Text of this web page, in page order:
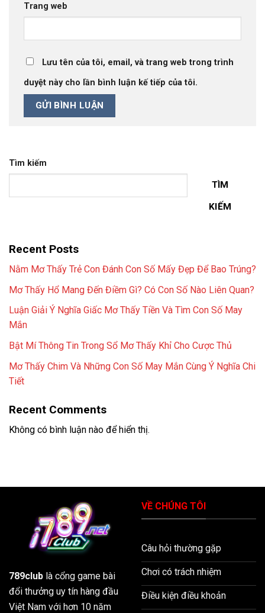
Trang web
Lưu tên của tôi, email, và trang web trong trình
duyệt này cho lần bình luận kế tiếp của tôi.
Tìm kiếm
TÌM
KIẾM
Recent Posts
Nằm Mơ Thấy Trẻ Con Đánh Con Số Mấy Đẹp Để Bao Trúng?
Mơ Thấy Hổ Mang Đến Điềm Gì? Có Con Số Nào Liên Quan?
Luận Giải Ý Nghĩa Giấc Mơ Thấy Tiền Và Tìm Con Số May
Mắn
Bật Mí Thông Tin Trong Sổ Mơ Thấy Khỉ Cho Cược Thủ
Mơ Thấy Chim Và Những Con Số May Mắn Cùng Ý Nghĩa Chi
Tiết
Recent Comments
Không có bình luận nào để hiển thị.
789club là cổng game bài
đổi thưởng uy tín hàng đầu
Việt Nam với hơn 10 năm
VỀ CHÚNG TÔI
Câu hỏi thường gặp
Chơi có trách nhiệm
Điều kiện điều khoản